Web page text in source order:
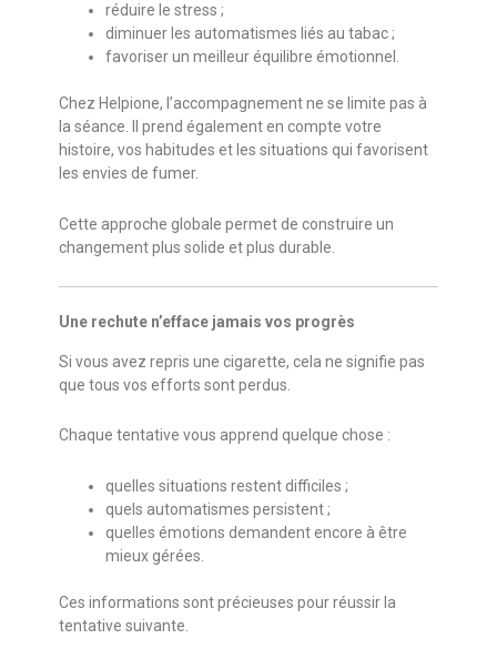
réduire le stress ;
diminuer les automatismes liés au tabac ;
favoriser un meilleur équilibre émotionnel.
Chez Helpione, l’accompagnement ne se limite pas à
la séance. Il prend également en compte votre
histoire, vos habitudes et les situations qui favorisent
les envies de fumer.
Cette approche globale permet de construire un
changement plus solide et plus durable.
Une rechute n’efface jamais vos progrès
Si vous avez repris une cigarette, cela ne signifie pas
que tous vos efforts sont perdus.
Chaque tentative vous apprend quelque chose :
quelles situations restent difficiles ;
quels automatismes persistent ;
quelles émotions demandent encore à être
mieux gérées.
Ces informations sont précieuses pour réussir la
tentative suivante.